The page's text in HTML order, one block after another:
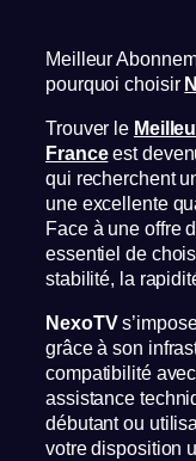
Meilleur
pourquoi choisir
Trouver le
Franceest
qui recherchent
une excellente
Face à une offre
essentiel de
stabilité, la
NexoTV
grâce à son
compatibilité
assistance
débutant ou
votre disposition